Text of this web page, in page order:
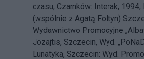
czasu, Czarnków: Interak, 1994;
(wspólnie z Agatą Foltyn)
Wydawnictwo Promocyjne
Jozajtis, Szczecin, Wyd.
Lunatyka, Szczecin: Wyd.